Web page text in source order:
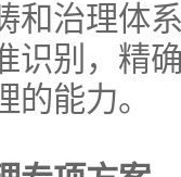
和治理体
识别，精
能力。